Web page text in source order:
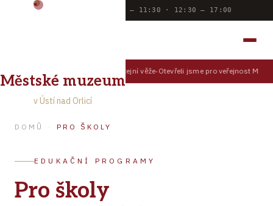
Městské muzeum
v Ústí nad Orlicí
Dnes otevřeno: 9:00 — 11:30 · 12:30 — 17:00
Prohlédněte si Ústí z muzejní věže Otevřeli jsme pro veřejnost
DOMŮ · PRO ŠKOLY
EDUKAČNÍ PROGRAMY
Pro školy